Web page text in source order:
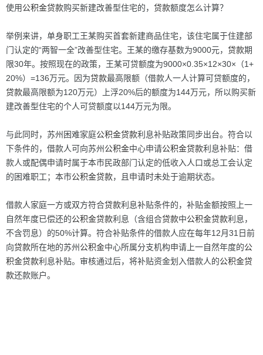
使用公积金贷款购买新建改善型住宅的， 贷款额度怎么计算？
举例来讲，单身职工王某购买首套新建商品住宅，该住宅属于住建部
门认定的“两智一全”改善型住宅。王某的缴存基数为9000元， 贷款期
限30年。按照现在的政策，王某可贷额度为9000×0.35×12×30×（1+
20%）=136万元。因为贷款最高限额（借款人一人计算可贷额度的，
贷款最高限额为120万元）上浮20%后的额度为144万元，所以购买新
建改善型住宅的个人可贷额度以144万元为限。
与此同时，苏州困难家庭公积金贷款利息补贴政策同步出台。符合以
下条件的，借款人可向苏州 公积金中心申请公积金贷款利息补贴：借
款人或配偶申请时属于本市民政部门认定的低收入人口或总工会认定
的困难职工；本市公积金贷款，且申请时未处于逾期状态。
借款人家庭一方或双方符合贷款利息补贴条件的，补贴金额按照上一
自然年度已偿还的公积金贷款利息（含组合贷款中公积金贷款利息，
不含罚息）的50%计算。符合补贴条件的借款人应在每年12月31日前
向贷款所在地的苏州 公积金中心所属分支机构申请上一自然年度的公
积金贷款利息补贴。审核通过后，将补贴资金划入借款人的公积金贷
款还款账户。